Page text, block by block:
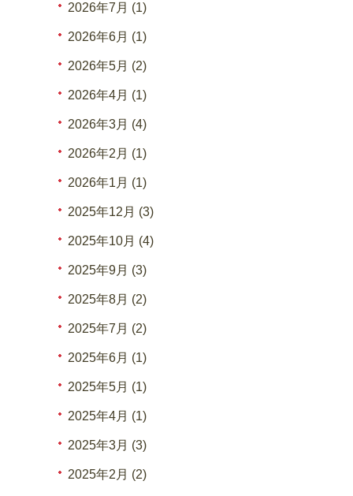
2026年7月 (1)
2026年6月 (1)
2026年5月 (2)
2026年4月 (1)
2026年3月 (4)
2026年2月 (1)
2026年1月 (1)
2025年12月 (3)
2025年10月 (4)
2025年9月 (3)
2025年8月 (2)
2025年7月 (2)
2025年6月 (1)
2025年5月 (1)
2025年4月 (1)
2025年3月 (3)
2025年2月 (2)